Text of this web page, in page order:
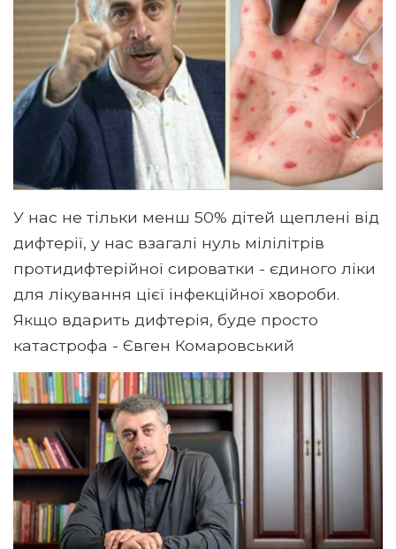
У нас не тільки менш 50% дітей щеплені від
дифтерії, у нас взагалі нуль мілілітрів
протидифтерійної сироватки - єдиного ліки
для лікування цієї інфекційної хвороби.
Якщо вдарить дифтерія, буде просто
катастрофа - Євген Комаровський